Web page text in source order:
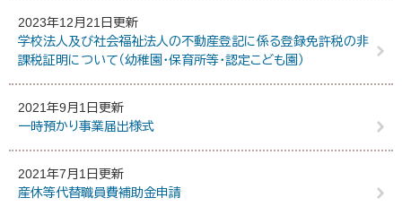
2023年12月21日更新
学校法人及び社会福祉法人の不動産登記に係る登録免許税の非
課税証明について（幼稚園・保育所等・認定こども園）
2021年9月1日更新
一時預かり事業届出様式
2021年7月1日更新
産休等代替職員費補助金申請